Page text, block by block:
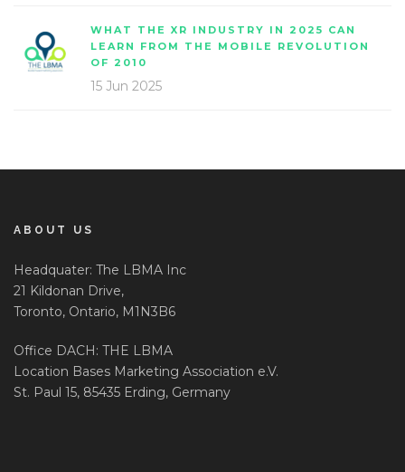
WHAT THE XR INDUSTRY IN 2025 CAN
LEARN FROM THE MOBILE REVOLUTION
OF 2010
15 Jun 2025
ABOUT US
Headquater: The LBMA Inc
21 Kildonan Drive,
Toronto, Ontario, M1N3B6
Office DACH: THE LBMA
Location Bases Marketing Association e.V.
St. Paul 15, 85435 Erding, Germany